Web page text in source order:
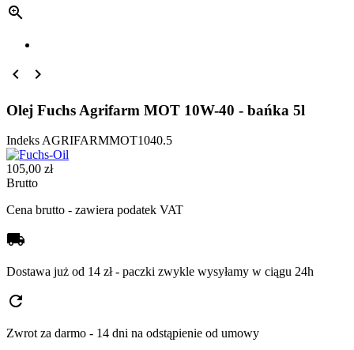

 
Olej Fuchs Agrifarm MOT 10W-40 - bańka 5l
IndeksAGRIFARMMOT1040.5
105,00 zł
Brutto
Cena brutto - zawiera podatek VAT
local_shipping
Dostawa już od 14 zł - paczki zwykle wysyłamy w ciągu 24h
refresh
Zwrot za darmo - 14 dni na odstąpienie od umowy